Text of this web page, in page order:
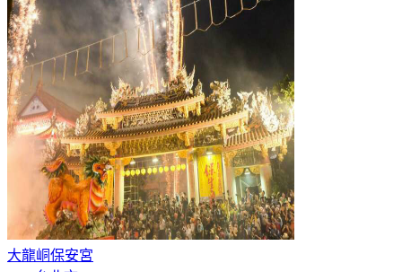
大龍峒保安宮